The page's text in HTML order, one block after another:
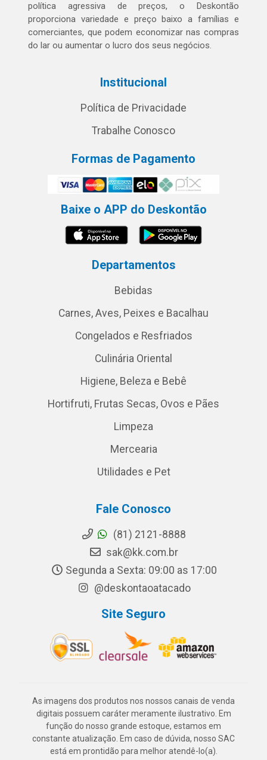
política agressiva de preços, o Deskontão
proporciona variedade e preço baixo a famílias e
comerciantes, que podem economizar nas compras
do lar ou aumentar o lucro dos seus negócios.
Institucional
Política de Privacidade
Trabalhe Conosco
Formas de Pagamento
Baixe o APP do Deskontão
Departamentos
Bebidas
Carnes, Aves, Peixes e Bacalhau
Congelados e Resfriados
Culinária Oriental
Higiene, Beleza e Bebê
Hortifruti, Frutas Secas, Ovos e Pães
Limpeza
Mercearia
Utilidades e Pet
Fale Conosco
(81) 2121-8888
sak@kk.com.br
Segunda a Sexta: 09:00 as 17:00
@deskontaoatacado
Site Seguro
As imagens dos produtos nos nossos canais de venda
digitais possuem caráter meramente ilustrativo. Em
função do nosso grande estoque, estamos em
constante atualização. Em caso de dúvida, nosso SAC
está em prontidão para melhor atendê-lo(a).